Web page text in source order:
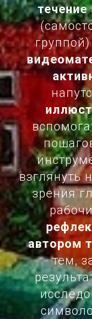
группой)
взглянуть
зрения
автором
тем,